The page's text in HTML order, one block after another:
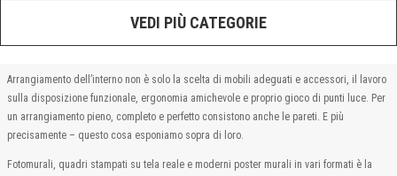
VEDI PIÙ CATEGORIE
Arrangiamento dell’interno non è solo la scelta di mobili adeguati e accessori, il lavoro
sulla disposizione funzionale, ergonomia amichevole e proprio gioco di punti luce. Per
un arrangiamento pieno, completo e perfetto consistono anche le pareti. E più
precisamente – questo cosa esponiamo sopra di loro.
Fotomurali, quadri stampati su tela reale e moderni poster murali in vari formati è la